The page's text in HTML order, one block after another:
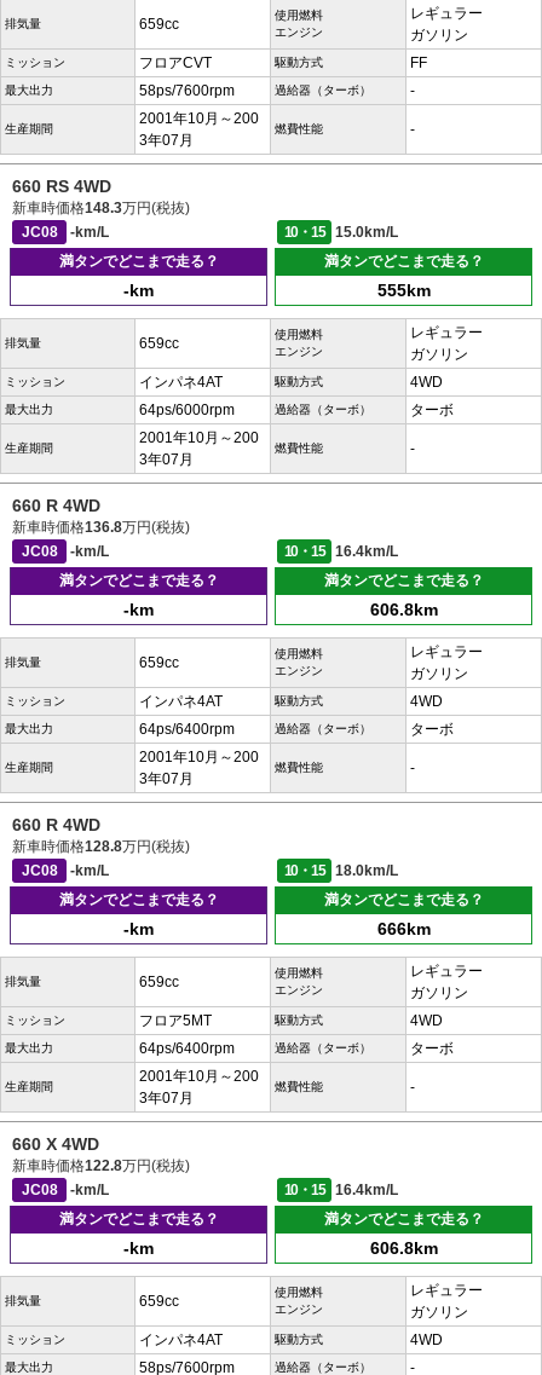
排気量 659cc
使用燃料
エンジン
レギュラー
ガソリン
ミッション フロアCVT 駆動方式 FF
最大出力 58ps/7600rpm 過給器（ターボ） -
生産期間
2001年10月～200
3年07月
燃費性能 -
660 RS 4WD
新車時価格148.3万円(税抜)
JC08
-km/L 10・15
15.0km/L
満タンでどこまで走る？
-km
満タンでどこまで走る？
555km
排気量 659cc
使用燃料
エンジン
レギュラー
ガソリン
ミッション インパネ4AT 駆動方式 4WD
最大出力 64ps/6000rpm 過給器（ターボ） ターボ
生産期間
2001年10月～200
3年07月
燃費性能 -
660 R 4WD
新車時価格136.8万円(税抜)
JC08
-km/L 10・15
16.4km/L
満タンでどこまで走る？
-km
満タンでどこまで走る？
606.8km
排気量 659cc
使用燃料
エンジン
レギュラー
ガソリン
ミッション インパネ4AT 駆動方式 4WD
最大出力 64ps/6400rpm 過給器（ターボ） ターボ
生産期間
2001年10月～200
3年07月
燃費性能 -
660 R 4WD
新車時価格128.8万円(税抜)
JC08
-km/L 10・15
18.0km/L
満タンでどこまで走る？
-km
満タンでどこまで走る？
666km
排気量 659cc
使用燃料
エンジン
レギュラー
ガソリン
ミッション フロア5MT 駆動方式 4WD
最大出力 64ps/6400rpm 過給器（ターボ） ターボ
生産期間
2001年10月～200
3年07月
燃費性能 -
660 X 4WD
新車時価格122.8万円(税抜)
JC08
-km/L 10・15
16.4km/L
満タンでどこまで走る？
-km
満タンでどこまで走る？
606.8km
排気量 659cc
使用燃料
エンジン
レギュラー
ガソリン
ミッション インパネ4AT 駆動方式 4WD
最大出力 58ps/7600rpm 過給器（ターボ） -